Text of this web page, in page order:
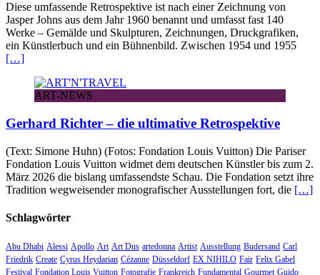
Diese umfassende Retrospektive ist nach einer Zeichnung von
Jasper Johns aus dem Jahr 1960 benannt und umfasst fast 140
Werke – Gemälde und Skulpturen, Zeichnungen, Druckgrafiken,
ein Künstlerbuch und ein Bühnenbild. Zwischen 1954 und 1955
[…]
ART-NEWS
Gerhard Richter – die ultimative Retrospektive
(Text: Simone Huhn) (Fotos: Fondation Louis Vuitton) Die Pariser
Fondation Louis Vuitton widmet dem deutschen Künstler bis zum 2.
März 2026 die bislang umfassendste Schau. Die Fondation setzt ihre
Tradition wegweisender monografischer Ausstellungen fort, die […]
Schlagwörter
Abu Dhabi Alessi Apollo Art Art Dus artedonna Artist Ausstellung Budersand Carl
Friedrik Create Cyrus Heydarian Cézanne Düsseldorf EX NIHILO Fair Felix Gabel
Festival Fondation Louis Vuitton Fotografie Frankreich Fundamental Gourmet Guido